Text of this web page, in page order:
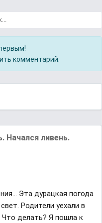
комментарий.
Начался ливень.
Эта дурацкая погода
Родители уехали в
делать? Я пошла к